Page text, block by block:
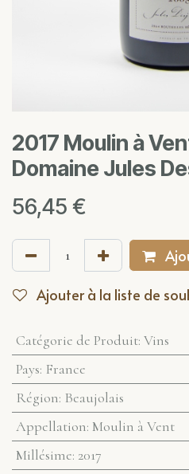
2017 Moulin à
Domaine Jules
56,45 €
Ajouter à la liste de
Catégorie de Produit: Vins
Pays: France
Région: Beaujolais
Appellation: Moulin à Vent
Millésime: 2017